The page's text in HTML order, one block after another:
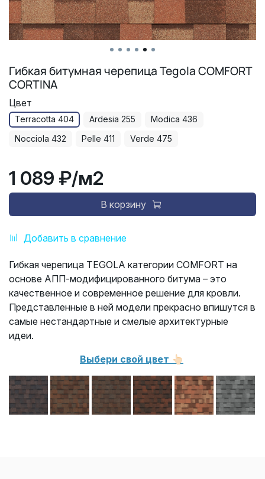
Гибкая битумная черепица Tegola COMFORT
CORTINA
Добавить в сравнение
Цвет
Terracotta 404 Ardesia 255
Modica 436
Nocciola 432
Pelle 411 Verde 475
1 089 ₽/м2
В корзину
Гибкая черепица TEGOLA категории COMFORT на
основе АПП-модифицированного битума – это
качественное и современное решение для кровли.
Представленные в ней модели прекрасно впишутся в
самые нестандартные и смелые архитектурные
идеи.
Выбери свой цвет 👆🏻